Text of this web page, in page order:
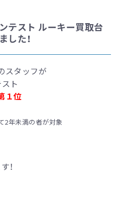
テスト ルーキー買取台
した！
スタッフが
ト
１位
2年未満の者が対象
！